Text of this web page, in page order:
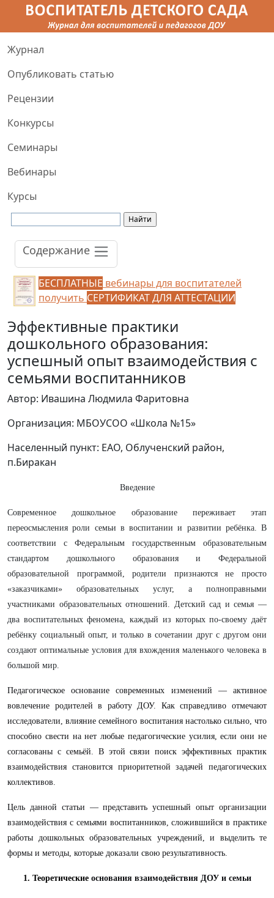
Журнал
Опубликовать статью
Рецензии
Конкурсы
Семинары
Вебинары
Курсы
Содержание
БЕСПЛАТНЫЕ вебинары для воспитателей
получить СЕРТИФИКАТ ДЛЯ АТТЕСТАЦИИ
Эффективные практики
дошкольного образования:
успешный опыт взаимодействия с
семьями воспитанников
Автор: Ивашина Людмила Фаритовна
Организация: МБОУСОО «Школа №15»
Населенный пункт: ЕАО, Облученский район,
п.Биракан
Введение
Современное дошкольное образование переживает этап
переосмысления роли семьи в воспитании и развитии ребёнка. В
соответствии с Федеральным государственным образовательным
стандартом дошкольного образования и Федеральной
образовательной программой, родители признаются не просто
«заказчиками» образовательных услуг, а полноправными
участниками образовательных отношений. Детский сад и семья —
два воспитательных феномена, каждый из которых по-своему даёт
ребёнку социальный опыт, и только в сочетании друг с другом они
создают оптимальные условия для вхождения маленького человека в
большой мир.
Педагогическое основание современных изменений — активное
вовлечение родителей в работу ДОУ. Как справедливо отмечают
исследователи, влияние семейного воспитания настолько сильно, что
способно свести на нет любые педагогические усилия, если они не
согласованы с семьёй. В этой связи поиск эффективных практик
взаимодействия становится приоритетной задачей педагогических
коллективов.
Цель данной статьи — представить успешный опыт организации
взаимодействия с семьями воспитанников, сложившийся в практике
работы дошкольных образовательных учреждений, и выделить те
формы и методы, которые доказали свою результативность.
1. Теоретическиеоснования взаимодействия ДОУ и семьи